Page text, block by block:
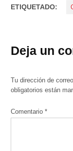
ETIQUETADO:
Deja un
Tu dirección de
obligatorios están
Comentario*